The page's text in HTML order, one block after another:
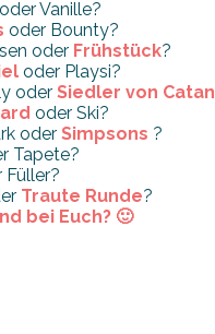
oder Vanille?
oder Bounty?
oder Frühstück?
oder Playsi?
oder Siedler von Catan
oder Ski?
oder Simpsons ?
Tapete?
Füller?
Traute Runde?
bei Euch? 🙂